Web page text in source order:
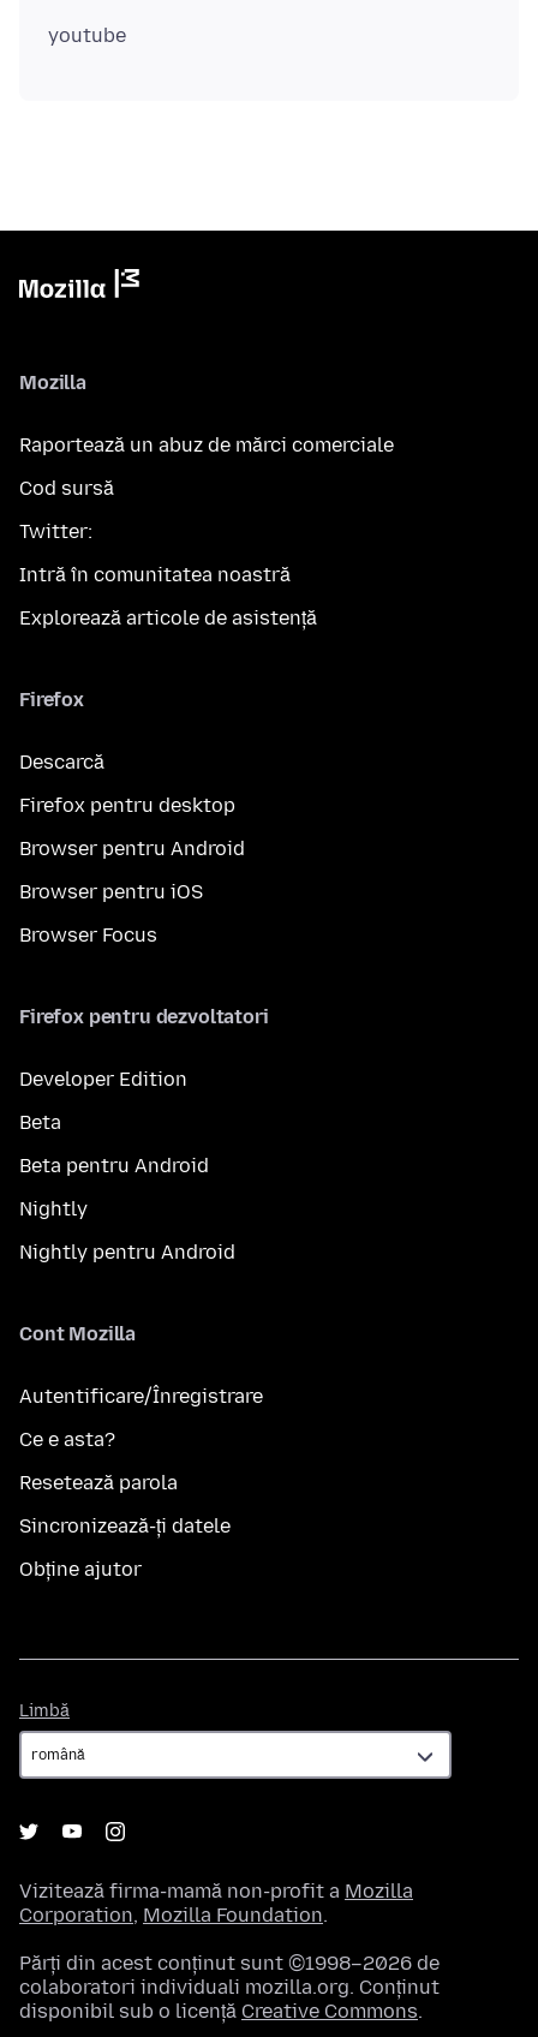
Mozilla
Raportează un abuz de mărci comerciale
Cod sursă
Twitter:
Intră în comunitatea noastră
Explorează articole de asistență
Firefox
Descarcă
Firefox pentru desktop
Browser pentru Android
Browser pentru iOS
Browser Focus
Firefox pentru dezvoltatori
Developer Edition
Beta
Beta pentru Android
Nightly
Nightly pentru Android
Cont Mozilla
Autentificare/Înregistrare
Ce e asta?
Resetează parola
Sincronizează-ți datele
Obține ajutor
Limbă
Vizitează firma-mamă non-profit a Mozilla
Corporation, Mozilla Foundation.
Părți din acest conținut sunt ©1998–2026 de
colaboratori individuali mozilla.org. Conținut
disponibil sub o licență Creative Commons.